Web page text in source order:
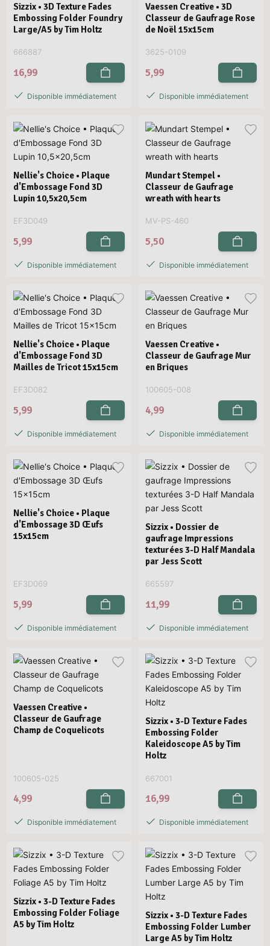
Sizzix • 3D Texture Fades
Embossing Folder Foundry
Large/A5 by Tim Holtz
666887
16,99
Disponible immédiatement
Vaessen Creative • 3D
Classeur de Gaufrage Rose
de Noël 15x15cm
3625-0109
5,99
Disponible immédiatement
Nellie's Choice • Plaque
d'Embossage Fond 3D
Lupin 10,5x20,5cm
EF3D049
5,99
Disponible immédiatement
Mundart Stempel •
Classeur de Gaufrage
wreath with hearts
MV-PS-460
5,50
Disponible immédiatement
Nellie's Choice • Plaque
d'Embossage Fond 3D
Mailles de Tricot 15x15cm
EF3D082
5,99
Disponible immédiatement
Vaessen Creative •
Classeur de Gaufrage Mur
en Briques
100605-008
4,99
Disponible immédiatement
Nellie's Choice • Plaque
d'Embossage 3D Œufs
15x15cm
EF3D069
5,99
Disponible immédiatement
Sizzix • Dossier de
gaufrage Impressions
texturées 3-D Half Mandala
par Jess Scott
665597
11,99
Disponible immédiatement
Vaessen Creative •
Classeur de Gaufrage
Champ de Coquelicots
100605-025
4,99
Disponible immédiatement
Sizzix • 3-D Texture Fades
Embossing Folder
Kaleidoscope A5 by Tim
Holtz
667001
16,99
Disponible immédiatement
Sizzix • 3-D Texture Fades
Embossing Folder Foliage
A5 by Tim Holtz
Sizzix • 3-D Texture Fades
Embossing Folder Lumber
Large A5 by Tim Holtz